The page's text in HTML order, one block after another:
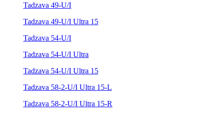
Tadzava 49-U/I
Tadzava 49-U/I Ultra 15
Tadzava 54-U/I
Tadzava 54-U/I Ultra
Tadzava 54-U/I Ultra 15
Tadzava 58-2-U/I Ultra 15-L
Tadzava 58-2-U/I Ultra 15-R